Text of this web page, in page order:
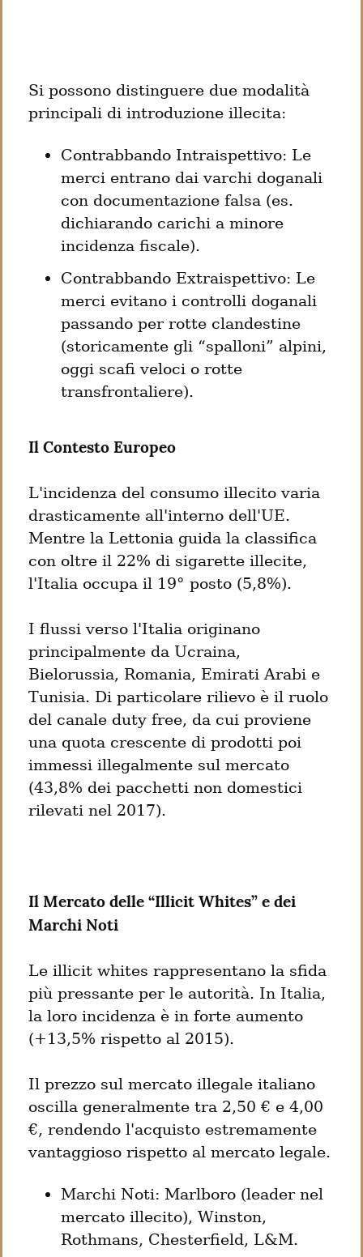
Si possono distinguere due modalità
principali di introduzione illecita:
Contrabbando Intraispettivo: Le
merci entrano dai varchi doganali
con documentazione falsa (es.
dichiarando carichi a minore
incidenza fiscale).
Contrabbando Extraispettivo: Le
merci evitano i controlli doganali
passando per rotte clandestine
(storicamente gli “spalloni” alpini,
oggi scafi veloci o rotte
transfrontaliere).
Il Contesto Europeo
L'incidenza del consumo illecito varia
drasticamente all'interno dell'UE.
Mentre la Lettonia guida la classifica
con oltre il 22% di sigarette illecite,
l'Italia occupa il 19° posto (5,8%).
I flussi verso l'Italia originano
principalmente da Ucraina,
Bielorussia, Romania, Emirati Arabi e
Tunisia. Di particolare rilievo è il ruolo
del canale duty free, da cui proviene
una quota crescente di prodotti poi
immessi illegalmente sul mercato
(43,8% dei pacchetti non domestici
rilevati nel 2017).
Il Mercato delle “Illicit Whites” e dei
Marchi Noti
Le illicit whites rappresentano la sfida
più pressante per le autorità. In Italia,
la loro incidenza è in forte aumento
(+13,5% rispetto al 2015).
Il prezzo sul mercato illegale italiano
oscilla generalmente tra 2,50 € e 4,00
€, rendendo l'acquisto estremamente
vantaggioso rispetto al mercato legale.
Marchi Noti: Marlboro (leader nel
mercato illecito), Winston,
Rothmans, Chesterfield, L&M.